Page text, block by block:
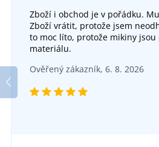
Zboží i obchod je v pořádku.
Zboží vrátit, protože jsem
to moc líto, protože mikiny
materiálu.
Ověřený zákazník, 6. 8. 2026